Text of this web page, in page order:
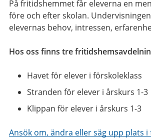
På fritidshemmet får eleverna en
före och efter skolan.
elevernas behov, intressen,
Hos oss finns tre
Havet för elever i förskoleklass
Stranden för elever i årskurs 1-3
Klippan för elever i årskurs 1-3
Ansök om, ändra eller säg upp plats